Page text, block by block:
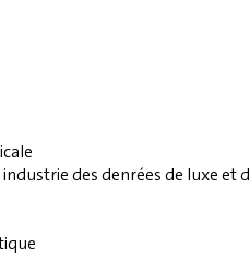
des denrées de luxe et